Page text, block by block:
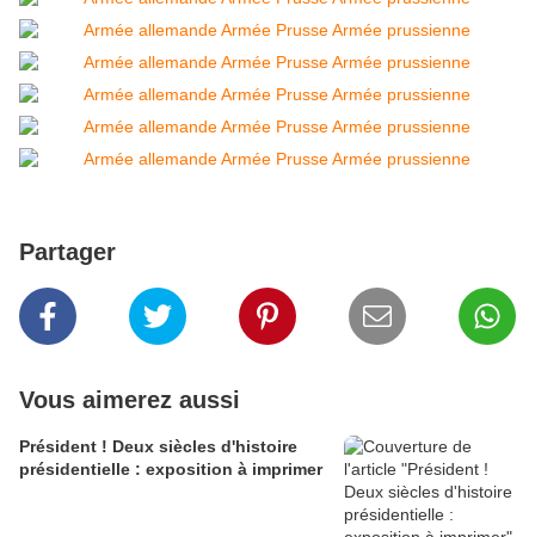
Partager
Vous aimerez aussi
Président ! Deux siècles d'histoire
présidentielle : exposition à imprimer